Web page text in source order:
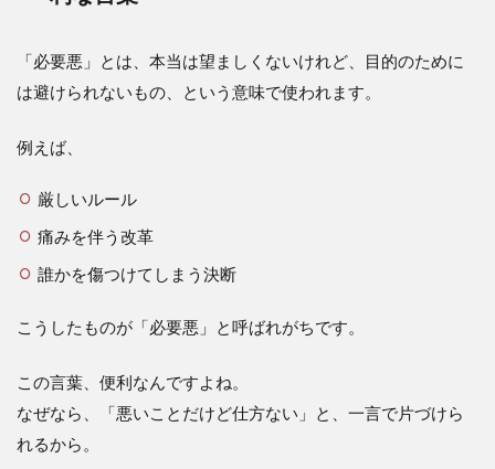
「必要悪」とは、本当は望ましくないけれど、目的のために
は避けられないもの、という意味で使われます。
例えば、
厳しいルール
痛みを伴う改革
誰かを傷つけてしまう決断
こうしたものが「必要悪」と呼ばれがちです。
この言葉、便利なんですよね。
なぜなら、「悪いことだけど仕方ない」と、一言で片づけら
れるから。